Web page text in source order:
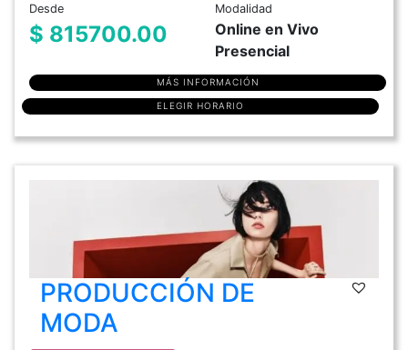
Desde
$ 815700.00
Modalidad
Online en Vivo
Presencial
MÁS INFORMACIÓN
ELEGIR HORARIO
PRODUCCIÓN DE
MODA